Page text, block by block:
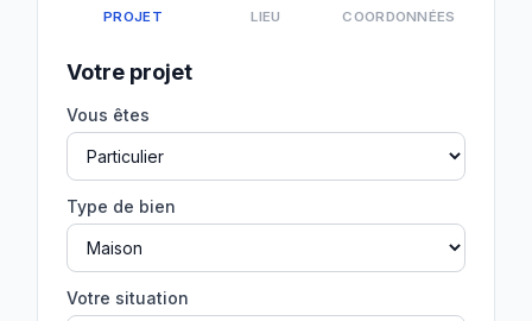
PROJET LIEU COORDONNÉES
Votre projet
Vous êtes
Type de bien
Votre situation